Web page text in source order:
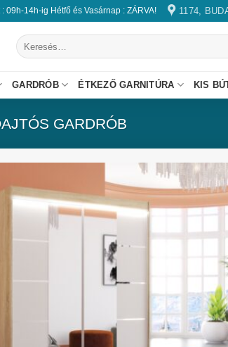
09h-14h-ig Hétfő és Vasárnap : ZÁRVA! 1174,
GARDRÓB ÉTKEZŐ GARNITÚRA KIS
GARDRÓB